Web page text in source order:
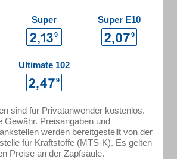
Super Super E10
Ultimate 102
sind für Privatanwender kostenlos.
Gewähr. Preisangaben und
werden bereitgestellt von der
für Kraftstoffe (MTS-K). Es gelten
Preise an der Zapfsäule.